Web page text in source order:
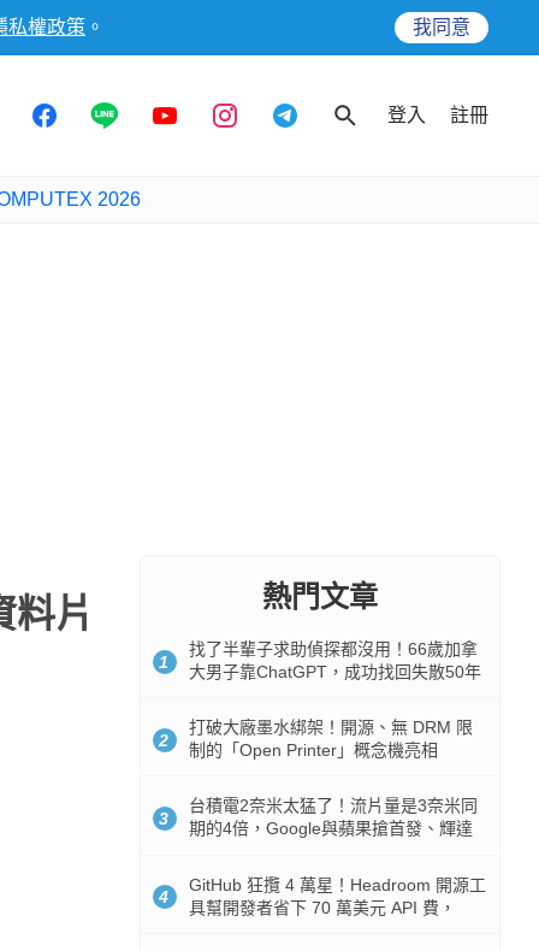
私權政策 。 我同意
登入 註冊
2026
料片 熱門文章
1
找了半輩子求助偵探都沒用！66歲加拿
大男子靠ChatGPT，成功找回失散50年
2
打破大廠墨水綁架！開源、無 DRM 限
制的「Open Printer」概念機亮相
3
台積電2奈米太猛了！流片量是3奈米同
期的4倍，Google與蘋果搶首發、輝達
4
GitHub 狂攬 4 萬星！Headroom 開源工
具幫開發者省下 70 萬美元 API 費，